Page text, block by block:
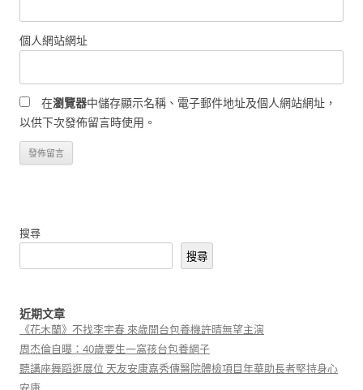
個人網站網址
在瀏覽器中儲存顯示名稱、電子郵件地址及個人網站網址，
以供下次發佈留言時使用。
搜尋
搜尋
近期文章
《花木蘭》不找李宇春 來歲開台包養機許晴無望主演
周杰倫自曝：40歲要生一窩孩台包養網子
聽講座舞蹈逛展位 天友安康嘉秀傳醫院體檢項目年華助長者堅持身心